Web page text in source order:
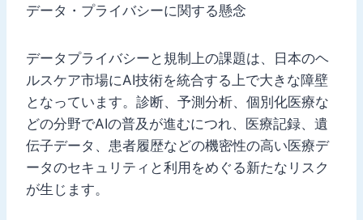
データ・プライバシーに関する懸念
データプライバシーと規制上の課題は、日本のヘ
ルスケア市場にAI技術を統合する上で大きな障壁
となっています。診断、予測分析、個別化医療な
どの分野でAIの普及が進むにつれ、医療記録、遺
伝子データ、患者履歴などの機密性の高い医療デ
ータのセキュリティと利用をめぐる新たなリスク
が生じます。